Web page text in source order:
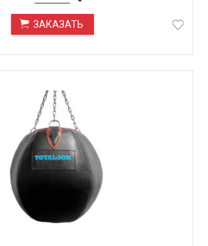
ЗАКАЗАТЬ